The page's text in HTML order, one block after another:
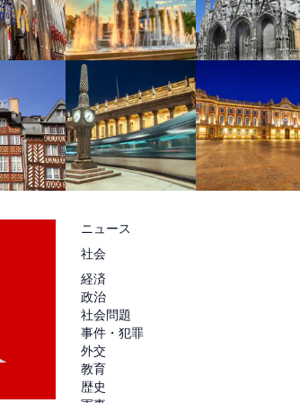
ニュース
社会
経済
政治
社会問題
事件・犯罪
外交
教育
歴史